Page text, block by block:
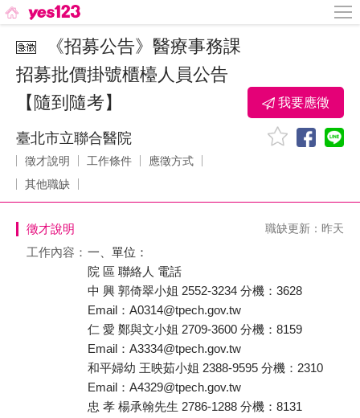
《招募公告》醫療事務課
招募批價掛號櫃檯人員公告
【隨到隨考】
臺北市立聯合醫院
徵才說明 工作條件
應徵方式
其他職缺
我要應徵
徵才說明 職缺更新：昨天
工作內容： 一、單位：
院 區 聯絡人 電話
中 興 郭倚翠小姐 2552-3234 分機：3628
Email：A0314@tpech.gov.tw
仁 愛 鄭與文小姐 2709-3600 分機：8159
Email：A3334@tpech.gov.tw
和平婦幼 王映茹小姐 2388-9595 分機：2310
Email：A4329@tpech.gov.tw
忠 孝 楊承翰先生 2786-1288 分機：8131